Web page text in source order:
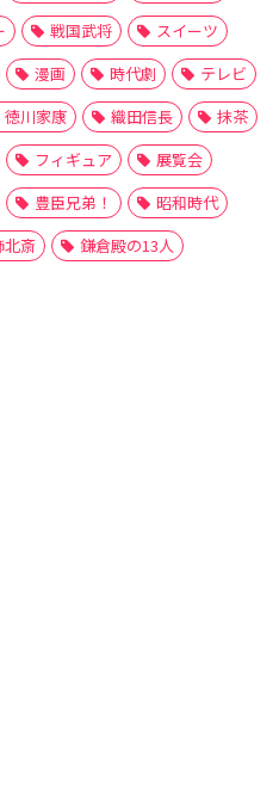
戦国武将
スイーツ
漫画 時代劇
テレビ
徳川家康 織田信長
抹茶
フィギュア
展覧会
豊臣兄弟！
昭和時代
北斎 鎌倉殿の13人